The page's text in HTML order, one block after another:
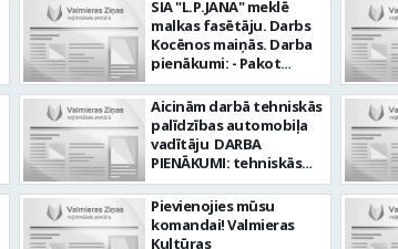
SIA "L.P.JANA" meklē
malkas fasētāju. Darbs
Kocēnos maiņās. Darba
pienākumi: - Pakot
kamīnmalku, atbilstoši
darba uzdevumam -
Marķēt un pārbaudīt
gatavo produkciju -
Rūpēties par darba
darba vietā Prasības
kandidātiem: - Laba
fiziskā izturība -
Aicinām darbā tehniskās
palīdzības automobiļa
vadītāju DARBA
PIENĀKUMI: tehniskās
palīdzības sniegšana
transportlīdzekļu
evakuācija
transportlīdzekļu
Pievienojies mūsu
komandai! Valmieras
Kultūras